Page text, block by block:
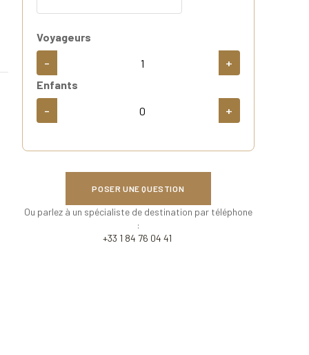
Voyageurs
- +
Enfants
- +
POSER UNE QUESTION
Ou parlez à un spécialiste de destination par téléphone
:
+33 1 84 76 04 41